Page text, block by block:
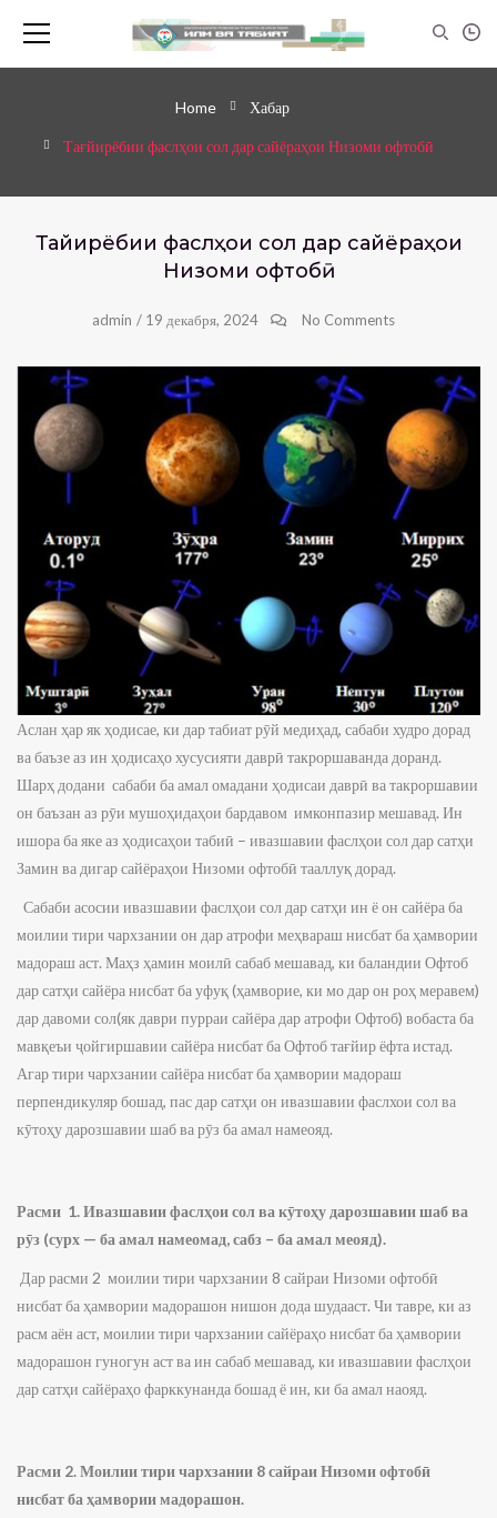
Home Хабар
Тағйирёбии фаслҳои сол дар сайёраҳои Низоми офтобӣ
Тағйирёбии фаслҳои сол дар сайёраҳои
Низоми офтобӣ
admin / 19 декабря, 2024 No Comments
Аслан ҳар як ҳодисае, ки дар табиат рӯй медиҳад, сабаби худро дорад
ва баъзе аз ин ҳодисаҳо хусусияти даврӣ такроршаванда доранд.
Шарҳ додани сабаби ба амал омадани ҳодисаи даврӣ ва такроршавии
он баъзан аз рӯи мушоҳидаҳои бардавом имконпазир мешавад. Ин
ишора ба яке аз ҳодисаҳои табиӣ – ивазшавии фаслҳои сол дар сатҳи
Замин ва дигар сайёраҳои Низоми офтобӣ тааллуқ дорад.
Сабаби асосии ивазшавии фаслҳои сол дар сатҳи ин ё он сайёра ба
моилии тири чархзании он дар атрофи меҳвараш нисбат ба ҳамвории
мадораш аст. Маҳз ҳамин моилӣ сабаб мешавад, ки баландии Офтоб
дар сатҳи сайёра нисбат ба уфуқ (ҳамворие, ки мо дар он роҳ меравем)
дар давоми сол(як даври пурраи сайёра дар атрофи Офтоб) вобаста ба
мавқеъи ҷойгиршавии сайёра нисбат ба Офтоб тағйир ёфта истад.
Агар тири чархзании сайёра нисбат ба ҳамвории мадораш
перпендикуляр бошад, пас дар сатҳи он ивазшавии фаслхои сол ва
кӯтоҳу дарозшавии шаб ва рӯз ба амал намеояд.
Расми 1. Ивазшавии фаслҳои сол ва кӯтоҳу дарозшавии шаб ва
рӯз (сурх — ба амал намеомад, сабз – ба амал меояд).
Дар расми 2 моилии тири чархзании 8 сайраи Низоми офтобӣ
нисбат ба ҳамвории мадорашон нишон дода шудааст. Чи тавре, ки аз
расм аён аст, моилии тири чархзании сайёраҳо нисбат ба ҳамвории
мадорашон гуногун аст ва ин сабаб мешавад, ки ивазшавии фаслҳои
дар сатҳи сайёраҳо фарккунанда бошад ё ин, ки ба амал наояд.
Расми 2. Моилии тири чархзании 8 сайраи Низоми офтобӣ
нисбат ба ҳамвории мадорашон.